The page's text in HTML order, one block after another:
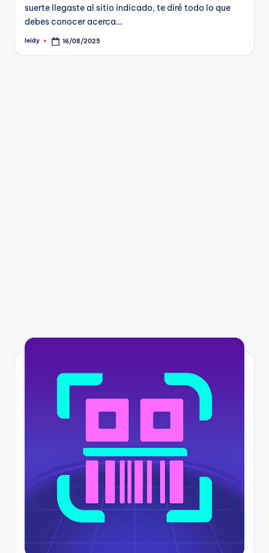
suerte llegaste al sitio indicado, te diré todo lo que
debes conocer acerca…
Publicado
leidy 16/08/2025